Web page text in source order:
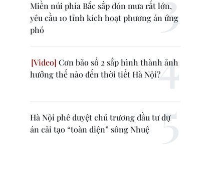
Miền núi phía Bắc sắp đón mưa rất lớn,
yêu cầu 10 tỉnh kích hoạt phương án ứng
phó
Cơn bão số 2 sắp hình thành ảnh
hưởng thế nào đến thời tiết Hà Nội?
Hà Nội phê duyệt chủ trương đầu tư dự
án cải tạo “toàn diện” sông Nhuệ